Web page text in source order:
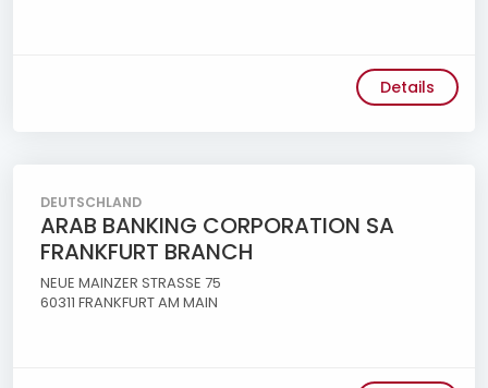
Details
DEUTSCHLAND
ARAB BANKING CORPORATION SA
FRANKFURT BRANCH
NEUE MAINZER STRASSE 75
60311 FRANKFURT AM MAIN